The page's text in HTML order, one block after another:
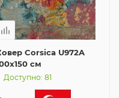
Corsica U972A
см
Доступно: 81